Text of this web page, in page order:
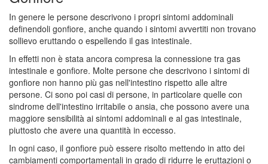
In genere le persone descrivono i propri sintomi addominali
definendoli gonfiore, anche quando i sintomi avvertiti non trovano
sollievo eruttando o espellendo il gas intestinale.
In effetti non è stata ancora compresa la connessione tra gas
intestinale e gonfiore. Molte persone che descrivono i sintomi di
gonfiore non hanno più gas nell'intestino rispetto alle altre
persone. Ci sono poi casi di persone, in particolare quelle con
sindrome dell'intestino irritabile o ansia, che possono avere una
maggiore sensibilità ai sintomi addominali e al gas intestinale,
piuttosto che avere una quantità in eccesso.
In ogni caso, il gonfiore può essere risolto mettendo in atto dei
cambiamenti comportamentali in grado di ridurre le eruttazioni o